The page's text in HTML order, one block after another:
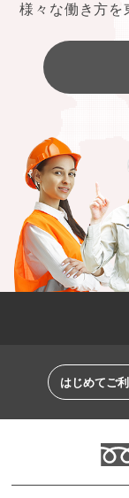
様々な働き方を
はじめてご